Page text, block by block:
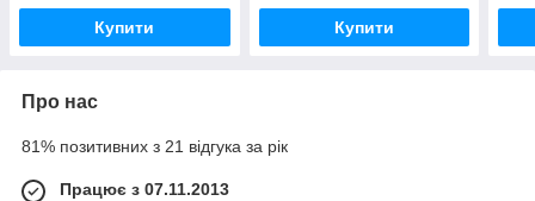
Купити Купити
Про нас
81% позитивних з 21 відгука за рік
Працює з 07.11.2013